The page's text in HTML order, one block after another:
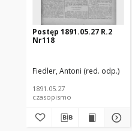
Postęp 1891.05.27 R.2
Nr118
Fiedler, Antoni (red. odp.)
1891.05.27
czasopismo